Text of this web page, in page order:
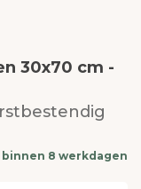
30x70 cm -
8 werkdagen